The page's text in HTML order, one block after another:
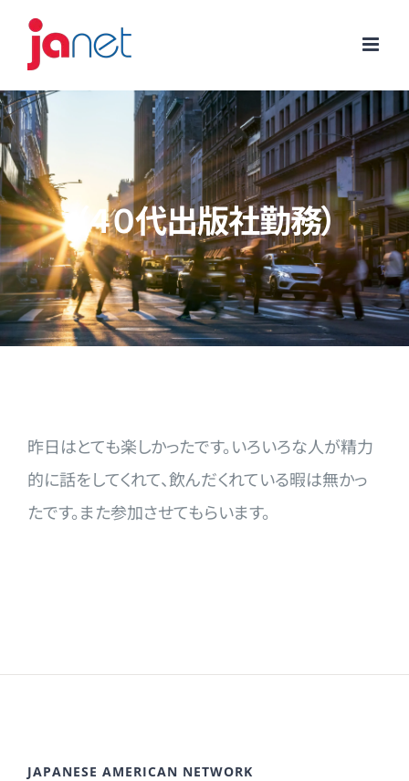
Skip
（４０代出版社勤務）
昨日はとても楽しかったです。いろいろな人が精力
的に話をしてくれて、飲んだくれている暇は無かっ
たです。また参加させてもらいます。
JAPANESE AMERICAN NETWORK